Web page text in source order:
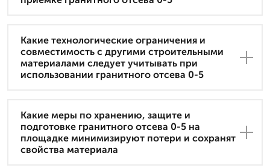
Какие технологические ограничения и
совместимость с другими строительными
материалами следует учитывать при
использовании гранитного отсева 0-5
Какие меры по хранению, защите и
подготовке гранитного отсева 0-5 на
площадке минимизируют потери и сохранят
свойства материала